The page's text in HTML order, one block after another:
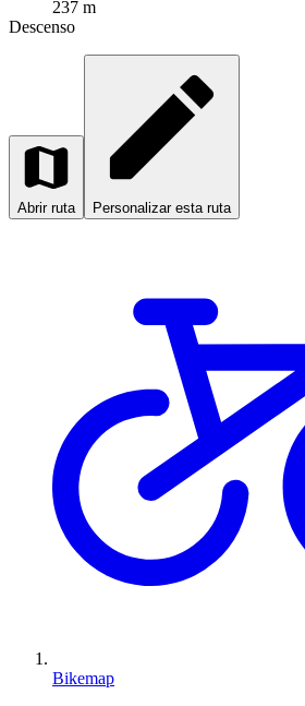
237 m
Descenso
Abrir ruta Personalizar esta ruta
Bikemap